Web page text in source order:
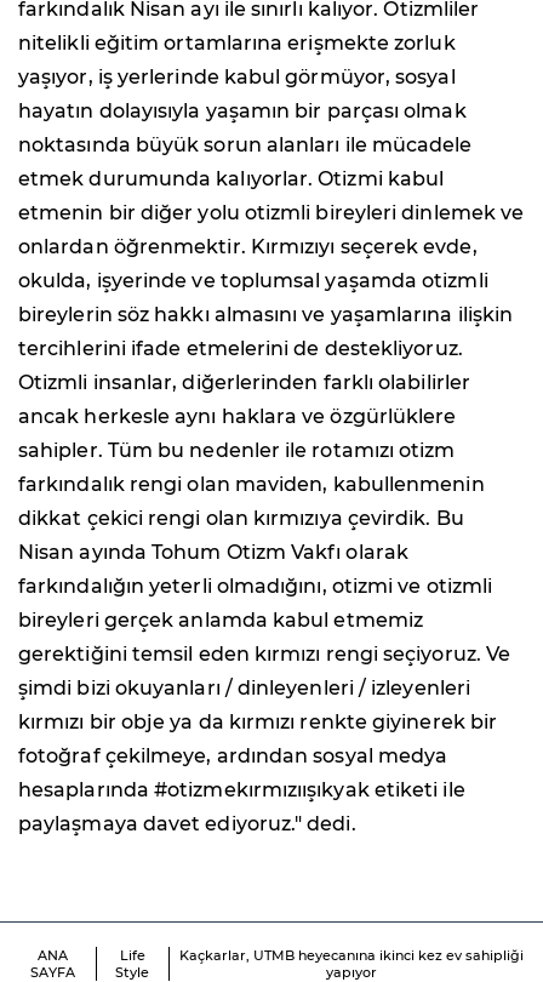
farkındalık Nisan ayı ile sınırlı kalıyor. Otizmliler
nitelikli eğitim ortamlarına erişmekte zorluk
yaşıyor, iş yerlerinde kabul görmüyor, sosyal
hayatın dolayısıyla yaşamın bir parçası olmak
noktasında büyük sorun alanları ile mücadele
etmek durumunda kalıyorlar. Otizmi kabul
etmenin bir diğer yolu otizmli bireyleri dinlemek ve
onlardan öğrenmektir. Kırmızıyı seçerek evde,
okulda, işyerinde ve toplumsal yaşamda otizmli
bireylerin söz hakkı almasını ve yaşamlarına ilişkin
tercihlerini ifade etmelerini de destekliyoruz.
Otizmli insanlar, diğerlerinden farklı olabilirler
ancak herkesle aynı haklara ve özgürlüklere
sahipler. Tüm bu nedenler ile rotamızı otizm
farkındalık rengi olan maviden, kabullenmenin
dikkat çekici rengi olan kırmızıya çevirdik. Bu
Nisan ayında Tohum Otizm Vakfı olarak
farkındalığın yeterli olmadığını, otizmi ve otizmli
bireyleri gerçek anlamda kabul etmemiz
gerektiğini temsil eden kırmızı rengi seçiyoruz. Ve
şimdi bizi okuyanları / dinleyenleri / izleyenleri
kırmızı bir obje ya da kırmızı renkte giyinerek bir
fotoğraf çekilmeye, ardından sosyal medya
hesaplarında #otizmekırmızıışıkyak etiketi ile
paylaşmaya davet ediyoruz." dedi.
ANA
SAYFA
Life
Style
Kaçkarlar, UTMB heyecanına ikinci kez ev sahipliği
yapıyor